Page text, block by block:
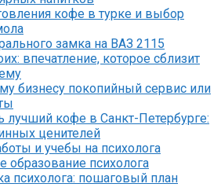
кофе в турке и выбор
замка на ВАЗ 2115
впечатление, которое сблизит
бизнесу покопийный сервис или
лучший кофе в Санкт-Петербурге:
ценителей
и учебы на психолога
образование психолога
психолога: пошаговый план